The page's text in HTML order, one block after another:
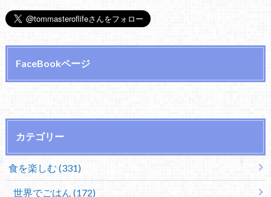
FaceBookページ
カテゴリー
食を楽しむ (331)
世界でごはん (172)